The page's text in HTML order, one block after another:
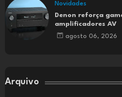
Novidades
Denon reforça
amplificadores AV
agosto 06, 2026
Arquivo